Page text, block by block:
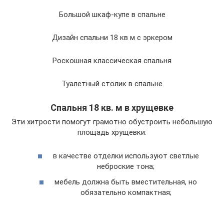
Большой шкаф-купе в спальне
Дизайн спальни 18 кв м с эркером
Роскошная классическая спальня
Туалетный столик в спальне
Спальня 18 кв. м в хрущевке
Эти хитрости помогут грамотно обустроить небольшую
площадь хрущевки:
в качестве отделки используют светлые
неброские тона;
мебель должна быть вместительная, но
обязательно компактная;